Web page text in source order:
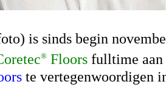
is sinds begin
® Floors fulltime aan
te vertegenwoordigen